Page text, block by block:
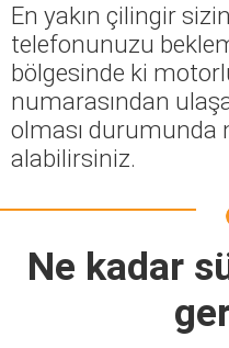
En yakın çilingir
telefonunuzu
bölgesinde ki
numarasından
olması durumunda
alabilirsiniz.
Ne kadar